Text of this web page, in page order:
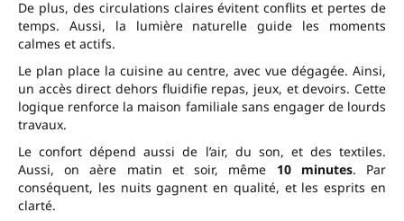
De plus, des circulations claires évitent conflits et pertes de
temps. Aussi, la lumière naturelle guide les moments
calmes et actifs.
Le plan place la cuisine au centre, avec vue dégagée. Ainsi,
un accès direct dehors fluidifie repas, jeux, et devoirs. Cette
logique renforce la maison familiale sans engager de lourds
travaux.
Le confort dépend aussi de l’air, du son, et des textiles.
Aussi, on aère matin et soir, même 10 minutes. Par
conséquent, les nuits gagnent en qualité, et les esprits en
clarté.